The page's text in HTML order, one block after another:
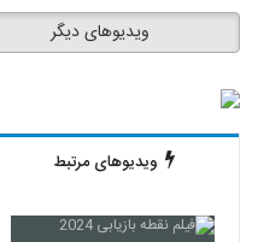
ویدیوهای دیگر
ویدیوهای مرتبط